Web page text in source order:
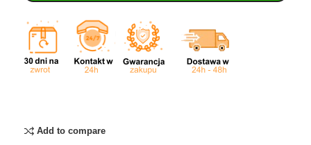
Add to compare